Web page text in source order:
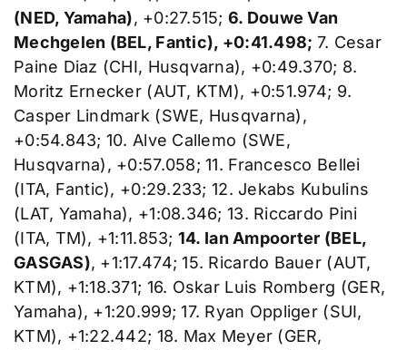
(NED, Yamaha), +0:27.515;6. Douwe Van
Mechgelen (BEL, Fantic), +0:41.498; 7. Cesar
Paine Diaz (CHI, Husqvarna), +0:49.370; 8.
Moritz Ernecker (AUT, KTM), +0:51.974; 9.
Casper Lindmark (SWE, Husqvarna),
+0:54.843; 10. Alve Callemo (SWE,
Husqvarna), +0:57.058; 11. Francesco Bellei
(ITA, Fantic), +0:29.233; 12. Jekabs Kubulins
(LAT, Yamaha), +1:08.346; 13. Riccardo Pini
(ITA, TM), +1:11.853; 14. Ian Ampoorter (BEL,
GASGAS), +1:17.474; 15. Ricardo Bauer (AUT,
KTM), +1:18.371; 16. Oskar Luis Romberg (GER,
Yamaha), +1:20.999; 17. Ryan Oppliger (SUI,
KTM), +1:22.442; 18. Max Meyer (GER,